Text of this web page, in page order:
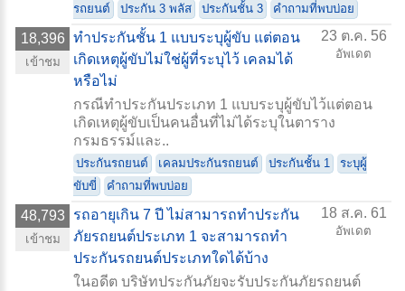
รถยนต์
ประกัน 3 พลัส ประกันชั้น 3 คำถามที่พบบ่อย
18,396
เข้าชม
ทำประกันชั้น 1 แบบระบุผู้ขับ แต่ตอน
เกิดเหตุผู้ขับไม่ใช่ผู้ที่ระบุไว้ เคลมได้
หรือไม่
23 ต.ค. 56
อัพเดต
กรณีทำประกันประเภท 1 แบบระบุผู้ขับไว้แต่ตอน
เกิดเหตุผู้ขับเป็นคนอื่นที่ไม่ได้ระบุในตาราง
กรมธรรม์และ..
ประกันรถยนต์ เคลมประกันรถยนต์ ประกันชั้น 1
ระบุผู้
ขับขี่
คำถามที่พบบ่อย
48,793
เข้าชม
รถอายุเกิน 7 ปี ไม่สามารถทำประกัน
ภัยรถยนต์ประเภท 1 จะสามารถทำ
ประกันรถยนต์ประเภทใดได้บ้าง
18 ส.ค. 61
อัพเดต
ในอดีต บริษัทประกันภัยจะรับประกันภัยรถยนต์